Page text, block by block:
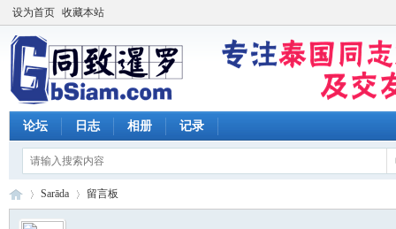
设为首页 收藏本站
论坛 日志 相册 记录
Sarāda 留言板